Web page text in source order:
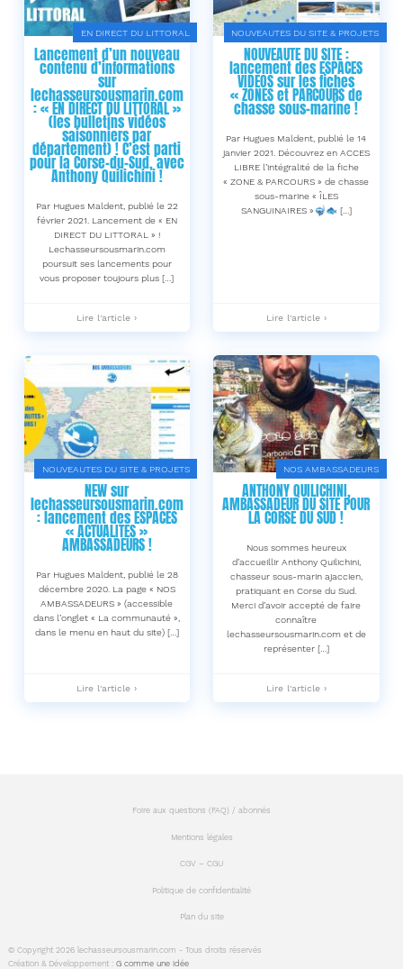
sous-
marine
de
juin
2021
Anthony
Quilichini
pour
la
Corse-
du-
Sud
-
du
site
!
-
EN DIRECT DU LITTORAL
Lancement d’un nouveau
contenu d’informations
sur
lechasseursousmarin.com
: « EN DIRECT DU LITTORAL »
(les bulletins vidéos
saisonniers par
département) ! C’est parti
pour la Corse-du-Sud, avec
Anthony Quilichini !
Par Hugues Maldent, publié le 22
février 2021. Lancement de « EN
DIRECT DU LITTORAL » !
Lechasseursousmarin.com
poursuit ses lancements pour
vous proposer toujours plus […]
Lancement
d’un
d’informations
sur
lechasseursousmarin.com
:
« EN
DIRECT
DU
LITTORAL »
(les
bulletins
vidéos
saisonniers
par
département)
C’est
parti
pour
la
Lire l'article ›
NOUVEAUTES DU SITE & PROJETS
NOUVEAUTE DU SITE :
lancement des ESPACES
VIDEOS sur les fiches
« ZONES et PARCOURS de
chasse sous-marine !
Par Hugues Maldent, publié le 14
janvier 2021. Découvrez en ACCES
LIBRE l’intégralité de la fiche
« ZONE & PARCOURS » de chasse
sous-marine « ÎLES
SANGUINAIRES »🤿🐟 […]
NOUVEAUTE
DU
:
lancement
des
ESPACES
VIDEOS
sur
les
fiches
« ZONES
PARCOURS
de
chasse
marine
!
-
Lire l'article ›
NOUVEAUTES DU SITE & PROJETS
NEW sur
lechasseursousmarin.com
: lancement des ESPACES
« ACTUALITES »
AMBASSADEURS !
Par Hugues Maldent, publié le 28
décembre 2020. La page « NOS
AMBASSADEURS » (accessible
dans l’onglet « La communauté »,
dans le menu en haut du site) […]
NEW
sur
Lire l'article ›
NOS AMBASSADEURS
ANTHONY QUILICHINI,
AMBASSADEUR DU SITE POUR
LA CORSE DU SUD !
Nous sommes heureux
d’accueillir Anthony Quilichini,
chasseur sous-marin ajaccien,
pratiquant en Corse du Sud.
Merci d’avoir accepté de faire
connaître
lechasseursousmarin.com et de
représenter […]
ANTHONY
QUILICHINI,
SUD
Lire l'article ›
© Copyright 2026 lechasseursousmarin.com - Tous droits réservés
Création & Développement :G comme une idée
Foire aux questions (FAQ) / abonnés
Mentions légales
CGV – CGU
Politique de confidentialité
Plan du site